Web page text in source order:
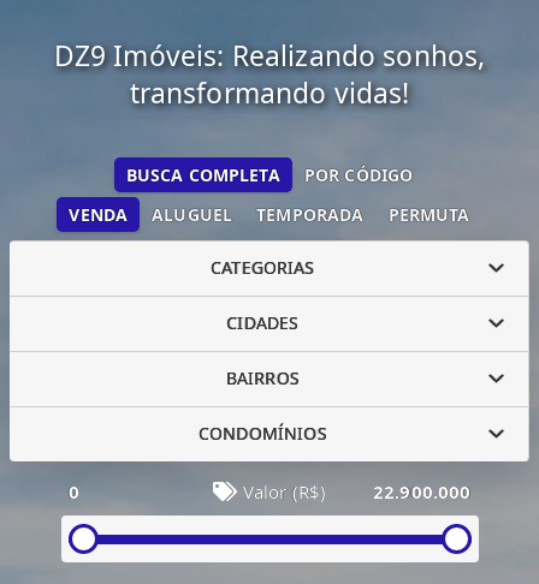
DZ9 Imóveis: Realizando sonhos,
transformando vidas!
VENDA ALUGUEL TEMPORADA PERMUTA
BUSCA COMPLETA POR CÓDIGO
CATEGORIAS
CIDADES
BAIRROS
CONDOMÍNIOS
0 Valor (R$) 22.900.000